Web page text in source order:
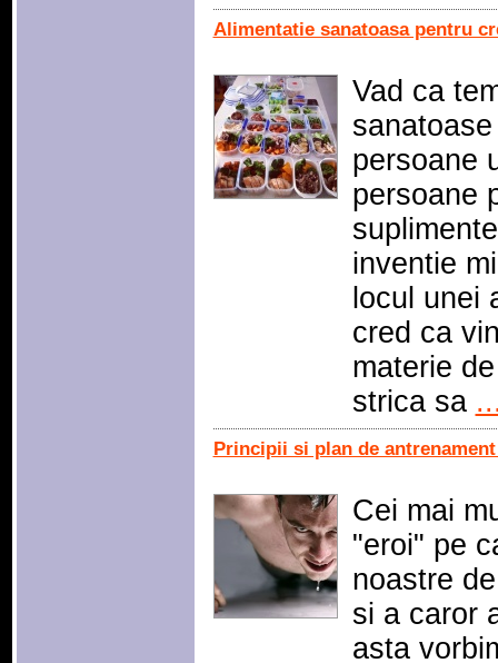
Alimentatie sanatoasa pentru
Vad ca
persoane
persoane
inventie
locul unei
cred ca
materie
strica sa
Principii si plan de
Cei mai
"eroi" pe
noastre
si a caror
asta